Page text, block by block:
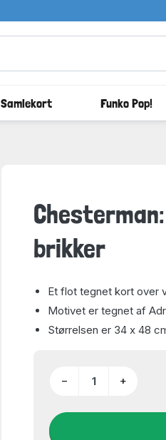
Samlekort Funko Pop!
brikker
Et flot tegnet kort over
Motivet er tegnet af
Størrelsen er 34 x 48
− +